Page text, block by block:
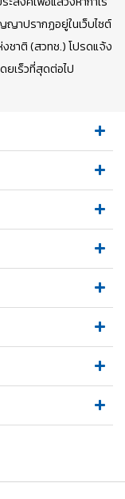
าปรากฏอยู่ในเว็บไซต์
ชาติ (สวทช.) โปรดแจ้ง
ยเร็วที่สุดต่อไป